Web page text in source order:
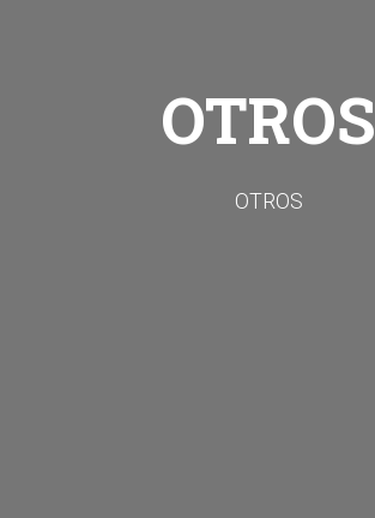
OTROS
OTROS